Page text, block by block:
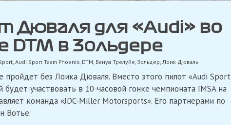
Дюваля для «Audi» во
DTM в Зольдере
, Audi Sport Team Phoenix, DTM, Бенуа Трелуйе, Зольдер, Лоик Дюваль
пройдет без Лоика Дюваля. Вместо этого пилот «Audi Sport
участвовать в 10-часовой гонке чемпионата IMSA на
команда «JDC-Miller Motorsports». Его партнерами по
Вотье.